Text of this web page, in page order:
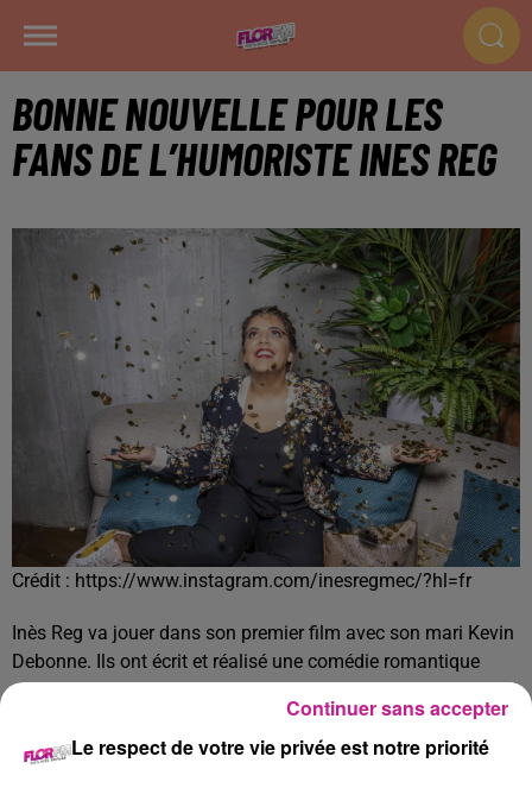
BONNE NOUVELLE POUR LES
FANS DE L’HUMORISTE INES REG
Crédit : https://www.instagram.com/inesregmec/?hl=fr
Inès Reg va jouer dans son premier film avec son mari Kevin
Debonne. Ils ont écrit et réalisé une comédie romantique
appelée “Je te veux moi non plus”. L’histoire de Dylan et
Nina, meilleurs amis depuis toujours, qui pourraient enfin se
lancer dans une relation amoureuse. Le film sera disponible
Le respect de votre vie privée est notre priorité
Continuer sans accepter